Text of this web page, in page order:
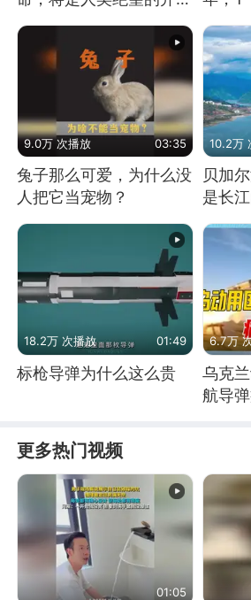
始？
9.0万 次播放 03:35
兔子那么可爱，为什么没
人把它当宠物？
10.2万
贝加
是长
18.2万 次播放 01:49
标枪导弹为什么这么贵
6.7万
乌克
航导
更多热门视频
01:05